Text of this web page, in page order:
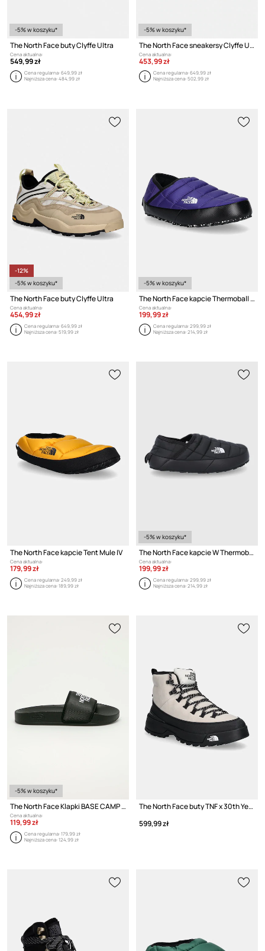
-5% w koszyku*
The North Face buty Clyffe Ultra
Cena aktualna:
549,99 zł
Cena regularna:649,99 zł
Najniższa cena:484,99 zł
-5% w koszyku*
The North Face sneakersy Clyffe Ultra
Cena aktualna:
453,99 zł
Cena regularna:649,99 zł
Najniższa cena:502,99 zł
-12%
-5% w koszyku*
The North Face buty Clyffe Ultra
Cena aktualna:
454,99 zł
Cena regularna:649,99 zł
Najniższa cena:519,99 zł
-5% w koszyku*
The North Face kapcie Thermoball Traction Mule V
Cena aktualna:
199,99 zł
Cena regularna:299,99 zł
Najniższa cena:214,99 zł
The North Face kapcie Tent Mule IV
Cena aktualna:
179,99 zł
Cena regularna:249,99 zł
Najniższa cena:189,99 zł
-5% w koszyku*
The North Face kapcie W Thermoball Traction Mule V
Cena aktualna:
199,99 zł
Cena regularna:299,99 zł
Najniższa cena:214,99 zł
-5% w koszyku*
The North Face Klapki BASE CAMP SLIDE III
Cena aktualna:
119,99 zł
Cena regularna:179,99 zł
Najniższa cena:124,99 zł
The North Face buty TNF x 30th Years HMLYN
599,99 zł